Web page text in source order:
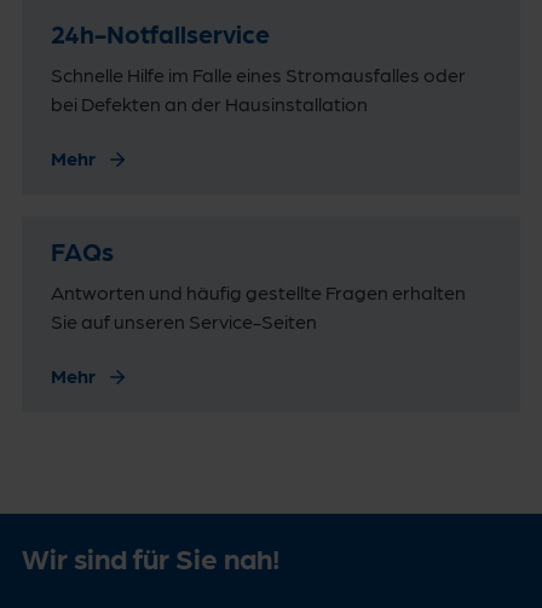
24h-Notfallservice
Schnelle Hilfe im Falle eines Stromausfalles oder
bei Defekten an der Hausinstallation
Mehr
FAQs
Antworten und häufig gestellte Fragen erhalten
Sie auf unseren Service-Seiten
Mehr
Wir sind für Sie nah!